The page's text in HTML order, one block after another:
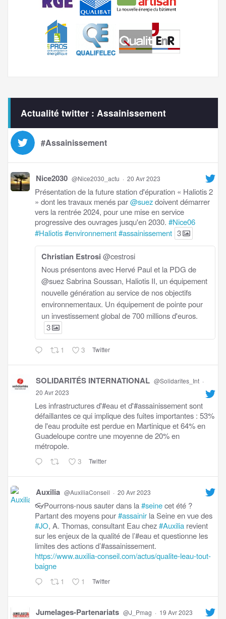
Actualité twitter : Assainissement
#Assainissement
Nice2030 @Nice2030_actu · 20 Avr 2023
Présentation de la future station d'épuration « Haliotis 2
» dont les travaux menés par@suezdoivent démarrer
vers la rentrée 2024, pour une mise en service
progressive des ouvrages jusqu'en 2030. #Nice06
#Haliotis#environnement#assainissement 3
Christian Estrosi @cestrosi
Nous présentons avec Hervé Paul et la PDG de
@suez Sabrina Soussan, Haliotis II, un équipement
nouvelle génération au service de nos objectifs
environnementaux. Un équipement de pointe pour
un investissement global de 700 millions d'euros.
3
1 3 Twitter
SOLIDARITÉS INTERNATIONAL @Solidarites_Int ·
20 Avr 2023
Les infrastructures d'#eau et d'#assainissement sont
défaillantes ce qui implique des fuites importantes : 53%
de l'eau produite est perdue en Martinique et 64% en
Guadeloupe contre une moyenne de 20% en
métropole.
3 Twitter
Auxilia @AuxiliaConseil · 20 Avr 2023
👓Pourrons-nous sauter dans la#seinecet été ?
Partant des moyens pour#assainir la Seine en vue des
#JO, A. Thomas, consultant Eau chez#Auxilia revient
sur les enjeux de la qualité de l’#eau et questionne les
limites des actions d’#assainissement.
https://www.auxilia-conseil.com/actus/qualite-leau-tout-
baigne
1 1 Twitter
Jumelages-Partenariats @J_Pmag · 19 Avr 2023